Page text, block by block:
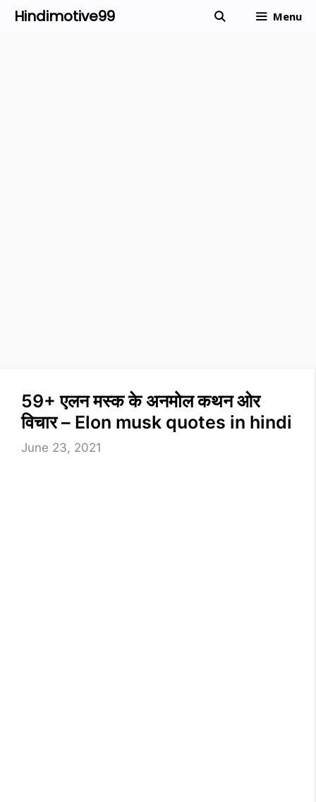
SkipHindimotive99 Menu
59+ एलन मस्क के अनमोल कथन ओर
विचार – Elon musk quotes in hindi
June 23, 2021